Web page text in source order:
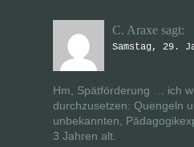
C. Araxe sagt:
Samstag, 29.
Hm, Spätförderung … ich
durchzusetzen: Quengeln
unbekannten,
3 Jahren alt.